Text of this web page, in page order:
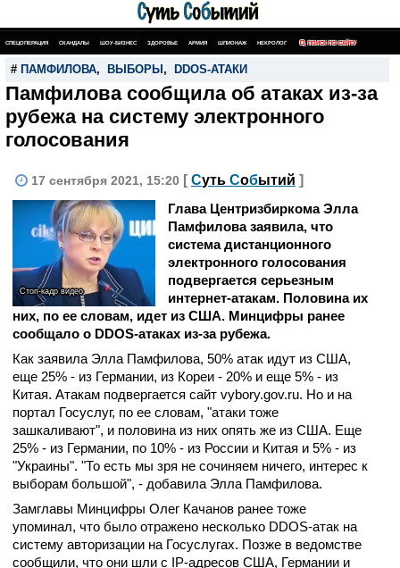
СПЕЦОПЕРАЦИЯ СКАНДАЛЫ ШОУ-БИЗНЕС ЗДОРОВЬЕ АРМИЯ ШПИОНАЖ НЕКРОЛОГ ПОИСК ПО САЙТУ
# ПАМФИЛОВА, ВЫБОРЫ , DDOS-АТАКИ
Памфилова сообщила об атаках из-за
рубежа на систему электронного
голосования
17 сентября 2021, 15:20 [ Суть Событий ]
Стоп-кадр видео
Глава Центризбиркома Элла
Памфилова заявила, что
система дистанционного
электронного голосования
подвергается серьезным
интернет-атакам. Половина их
них, по ее словам, идет из США. Минцифры ранее
сообщало о DDOS-атаках из-за рубежа.
Как заявила Элла Памфилова, 50% атак идут из США,
еще 25% - из Германии, из Кореи - 20% и еще 5% - из
Китая. Атакам подвергается сайт vybory.gov.ru. Но и на
портал Госуслуг, по ее словам, "атаки тоже
зашкаливают", и половина из них опять же из США. Еще
25% - из Германии, по 10% - из России и Китая и 5% - из
"Украины". "То есть мы зря не сочиняем ничего, интерес к
выборам большой", - добавила Элла Памфилова.
Замглавы Минцифры Олег Качанов ранее тоже
упоминал, что было отражено несколько DDOS-атак на
систему авторизации на Госуслугах. Позже в ведомстве
сообщили, что они шли с IP-адресов США, Германии и